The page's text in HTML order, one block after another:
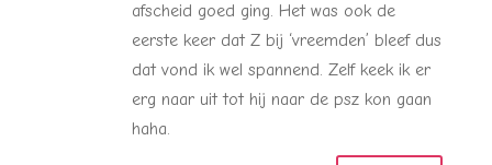
afscheid goed ging. Het was ook de
eerste keer dat Z bij ‘vreemden’ bleef dus
dat vond ik wel spannend. Zelf keek ik er
erg naar uit tot hij naar de psz kon gaan
haha.